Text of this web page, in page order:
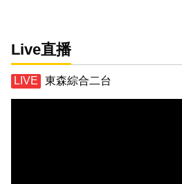
Live直播
東森綜合二台